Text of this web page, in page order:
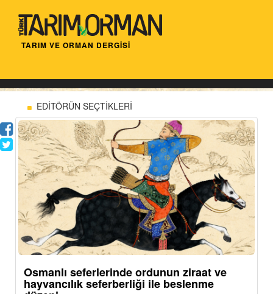
TARIM VE ORMAN DERGİSİ
EDİTÖRÜN SEÇTİKLERİ
Osmanlı seferlerinde ordunun ziraat ve
hayvancılık seferberliği ile beslenme